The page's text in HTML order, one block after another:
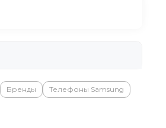
Бренды
Телефоны Samsung